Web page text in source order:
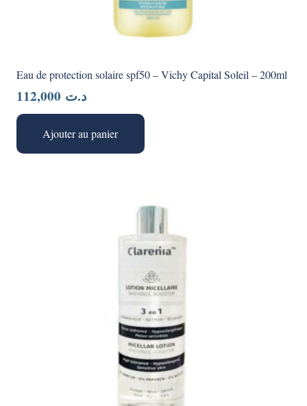
Eau de protection solaire spf50 – Vichy Capital Soleil – 200ml
د.ت
Ajouter au panier